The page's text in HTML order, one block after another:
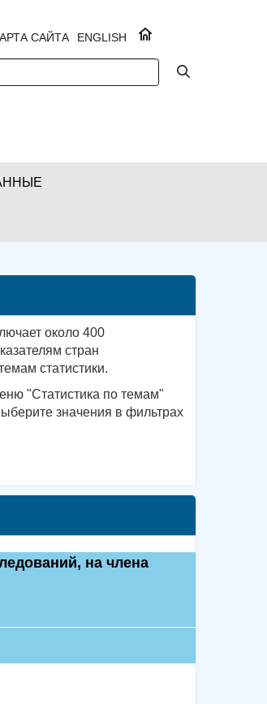
ENGLISH
САЙТА
около 400
стран
статистики.
"Статистика по темам"
значения в фильтрах